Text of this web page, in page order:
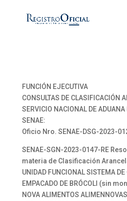
FUNCIÓN EJECUTIVA
CONSULTAS DE CLASIFICACIÓN
SERVICIO NACIONAL DE ADUANA
SENAE:
Oficio Nro. SENAE-DSG-2023-
SENAE-SGN-2023-0147-RE
materia de Clasificación
UNIDAD FUNCIONAL SISTEMA DE
EMPACADO DE BRÓCOLI (sin
NOVA ALIMENTOS